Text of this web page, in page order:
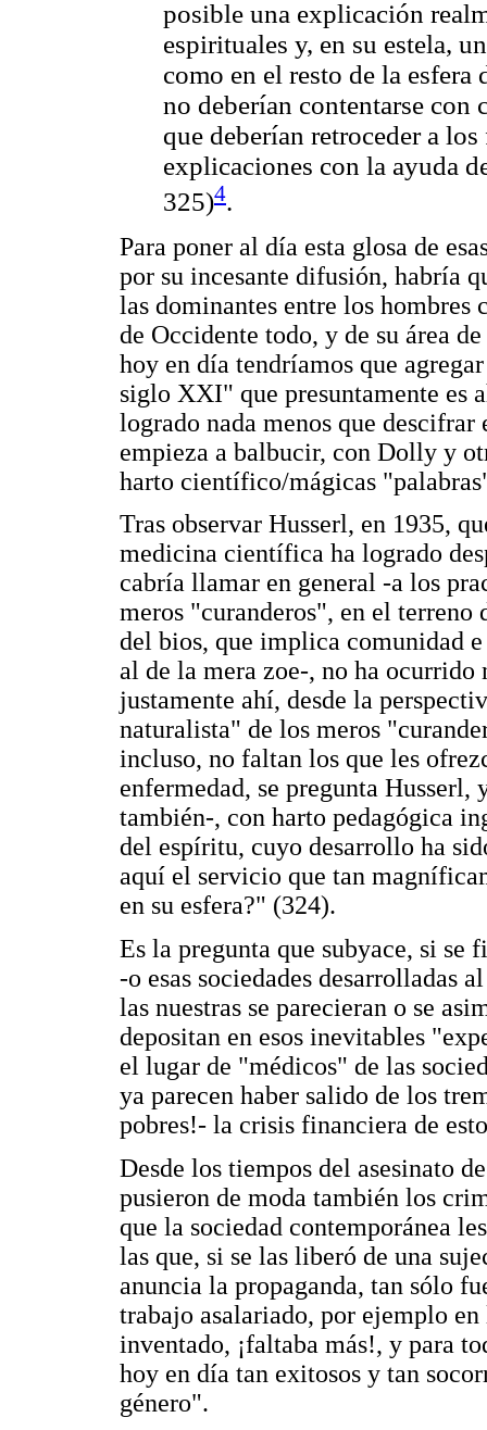
posible una explicación
espirituales y, en su estela,
como en el resto de la
no deberían contentarse
que deberían retroceder a
explicaciones con la ayuda
325)4.
Para poner al día esta glosa de
por su incesante difusión, habría
las dominantes entre los
de Occidente todo, y de su área
hoy en día tendríamos que
siglo XXI" que presuntamente es
logrado nada menos que
empieza a balbucir, con Dolly y
harto científico/mágicas
Tras observar Husserl, en 1935,
medicina científica ha logrado
cabría llamar en general -a los
meros "curanderos", en el
del bios, que implica comunidad
al de la mera zoe-, no ha ocurrido
justamente ahí, desde la
naturalista" de los meros
incluso, no faltan los que les
enfermedad, se pregunta Husserl,
también-, con harto pedagógica
del espíritu, cuyo desarrollo ha
aquí el servicio que tan
en su esfera?" (324).
Es la pregunta que subyace, si se
-o esas sociedades desarrolladas
las nuestras se parecieran o se
depositan en esos inevitables
el lugar de "médicos" de las
ya parecen haber salido de los
pobres!- la crisis financiera de
Desde los tiempos del asesinato
pusieron de moda también los
que la sociedad contemporánea
las que, si se las liberó de una
anuncia la propaganda, tan sólo
trabajo asalariado, por ejemplo
inventado, ¡faltaba más!, y para
hoy en día tan exitosos y tan
género".